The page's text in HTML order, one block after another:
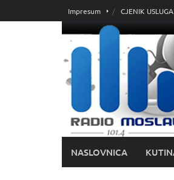
do
Impresum CJENIK
NASLOVNICA